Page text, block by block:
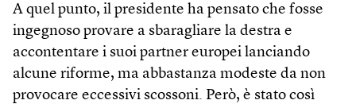
A quel punto, il presidente ha pensato che fosse
ingegnoso provare a sbaragliare la destra e
accontentare i suoi partner europei lanciando
alcune riforme, ma abbastanza modeste da non
provocare eccessivi scossoni. Però, è stato così